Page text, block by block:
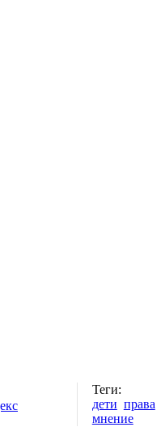
Теги:
дети права
мнение